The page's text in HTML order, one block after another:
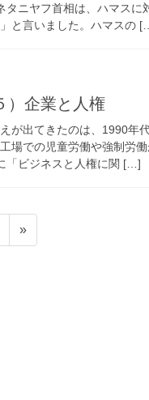
ニヤフ首相は、ハマスに
と言いました。ハマスの
）企業と人権
が出てきたのは、1990年
場での児童労働や強制労
「ビジネスと人権に関 […]
»